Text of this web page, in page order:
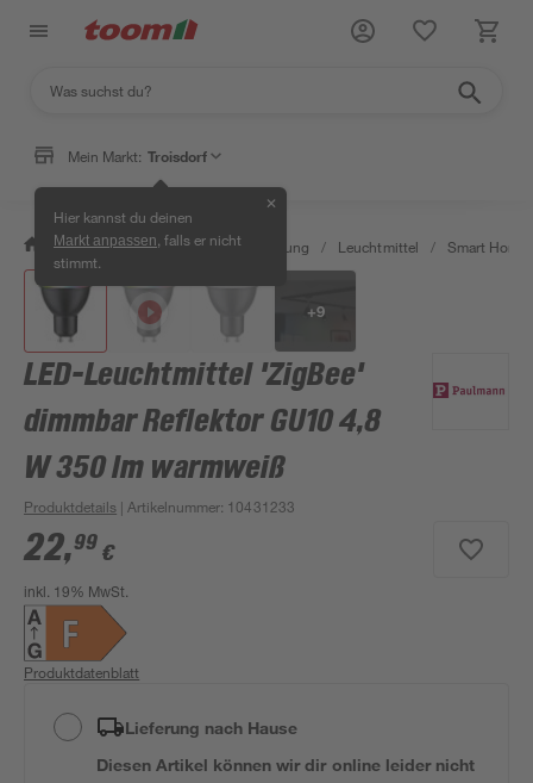
Mein Markt: Troisdorf
Hier kannst du deinen
Markt anpassen , falls er nicht
stimmt.
✕
/ Wohnen & Haushalt / Beleuchtung / Leuchtmittel / Smart Home
+9
LED-Leuchtmittel 'ZigBee'
dimmbar Reflektor GU10 4,8
W 350 lm warmweiß
Produktdetails | Artikelnummer: 10431233
22,99 €
inkl. 19% MwSt.
Produktdatenblatt
Lieferung nach Hause
Diesen Artikel können wir dir online leider nicht